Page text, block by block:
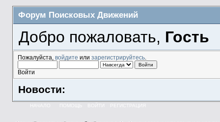
Форум Поисковых Движений
Добро пожаловать, Гость
Пожалуйста, войдите или зарегистрируйтесь.
Войти
Новости:
НАЧАЛО ПОМОЩЬ ВОЙТИ РЕГИСТРАЦИЯ